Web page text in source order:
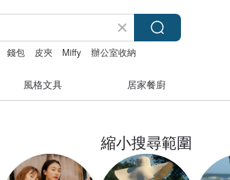
錢包 皮夾 Miffy 辦公室收納
風格文具 居家餐廚
縮小搜尋範圍